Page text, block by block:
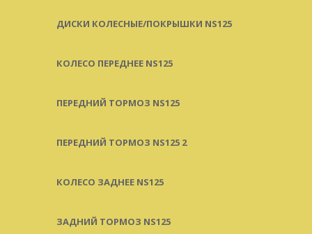
ДИСКИ КОЛЕСНЫЕ/ПОКРЫШКИ NS125
КОЛЕСО ПЕРЕДНЕЕ NS125
ПЕРЕДНИЙ ТОРМОЗ NS125
ПЕРЕДНИЙ ТОРМОЗ NS125 2
КОЛЕСО ЗАДНЕЕ NS125
ЗАДНИЙ ТОРМОЗ NS125